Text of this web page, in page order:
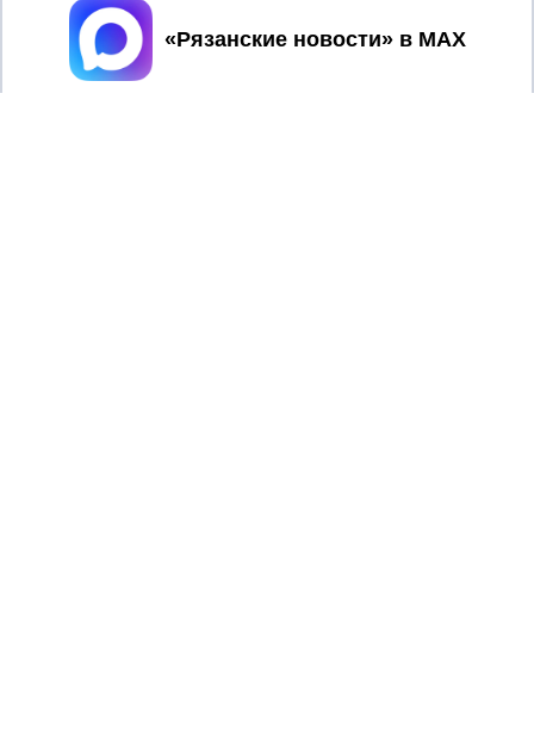
Принять